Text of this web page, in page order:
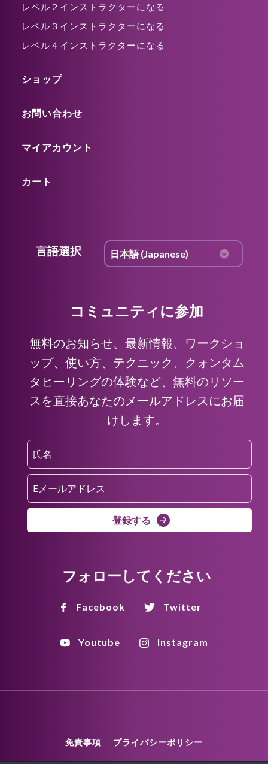
レベル２インストラクターになる
レベル３インストラクターになる
レベル４インストラクターになる
ショップ
お問い合わせ
マイアカウント
カート
言語選択
コミュニティに参加
無料のお知らせ、最新情報、ワークショ
ップ、使い方、テクニック、クォンタム
タヒーリングの体験など、無料のリソー
スを直接あなたのメールアドレスにお届
けします。
登録する
フォローしてください
Facebook Twitter
Youtube Instagram
免責事項 プライバシーポリシー